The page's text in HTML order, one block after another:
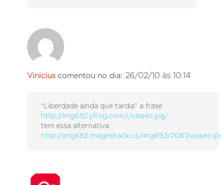
Vinicius comentou no dia: 26/02/10 às 10:14
“Liberdade ainda que tardia” a frase
http://img692.yfrog.com/i/uiaseo.jpg/
tem essa alternativa
http://img692.imageshack.us/img692/2087/